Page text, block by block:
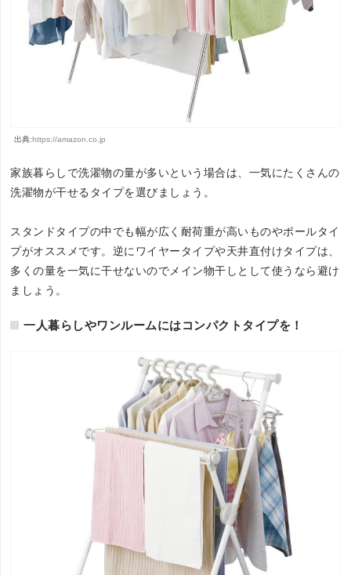
出典:https://amazon.co.jp
家族暮らしで洗濯物の量が多いという場合は、一気にたくさんの
洗濯物が干せるタイプを選びましょう。
スタンドタイプの中でも幅が広く耐荷重が高いものやポールタイ
プがオススメです。逆にワイヤータイプや天井直付けタイプは、
多くの量を一気に干せないのでメイン物干しとして使うなら避け
ましょう。
一人暮らしやワンルームにはコンパクトタイプを！